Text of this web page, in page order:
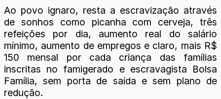
Ao povo ignaro, resta a escravização através
de sonhos como picanha com cerveja, três
refeições por dia, aumento real do salário
mínimo, aumento de empregos e claro, mais R$
150 mensal por cada criança das famílias
inscritas no famigerado e escravagista Bolsa
Família, sem porta de saída e sem plano de
redução.